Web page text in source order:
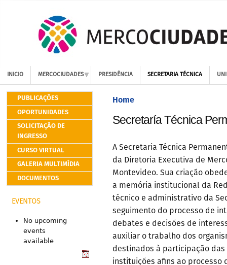
INICIO MERCOCIUDADES PRESIDÊNCIA SECRETARIA TÉCNICA
PUBLICAÇÕES
OPORTUNIDADES
SOLICITAÇÃO DE
INGRESSO
CURSO VIRTUAL
GALERIA MULTIMÍDIA
DOCUMENTOS
EVENTOS
No upcoming
events
available
Home
Secretaría Técnica
A Secretaria Técnica
da Diretoria Executiva de
Montevideo. Sua criação
a memória institucional da
técnico e administrativo da
seguimento do processo de
debates e decisões de
auxiliar o trabalho dos
destinados à participação das
instituições afins ao processo